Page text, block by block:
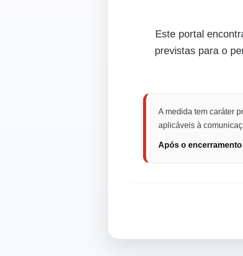
Este portal
previstas para o
A medida tem caráter
aplicáveis à
Após o